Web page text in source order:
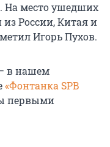
На место ушедших
России, Китая и
Игорь Пухов.
в нашем
«Фонтанка SPB
первыми